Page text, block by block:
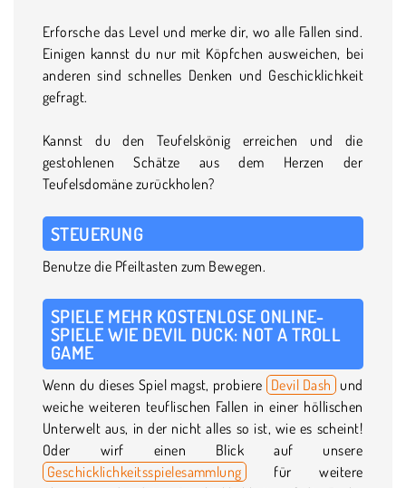
Erforsche das Level und merke dir, wo alle Fallen sind.
Einigen kannst du nur mit Köpfchen ausweichen, bei
anderen sind schnelles Denken und Geschicklichkeit
gefragt.
Kannst du den Teufelskönig erreichen und die
gestohlenen Schätze aus dem Herzen der
Teufelsdomäne zurückholen?
STEUERUNG
Benutze die Pfeiltasten zum Bewegen.
SPIELE MEHR KOSTENLOSE ONLINE-
SPIELE WIE DEVIL DUCK: NOT A TROLL
GAME
Wenn du dieses Spiel magst, probiere Devil Dash und
weiche weiteren teuflischen Fallen in einer höllischen
Unterwelt aus, in der nicht alles so ist, wie es scheint!
Oder wirf einen Blick auf unsere
Geschicklichkeitsspielesammlung für weitere